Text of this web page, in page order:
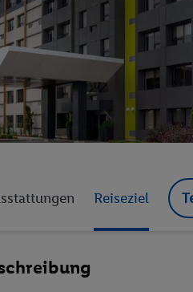
Reiseziel